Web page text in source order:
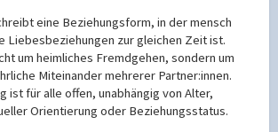
eine Beziehungsform, in der mensch
Liebesbeziehungen zur gleichen Zeit ist.
um heimliches Fremdgehen, sondern um
Miteinander mehrerer Partner:innen.
ist für alle offen, unabhängig von Alter,
Orientierung oder Beziehungsstatus.